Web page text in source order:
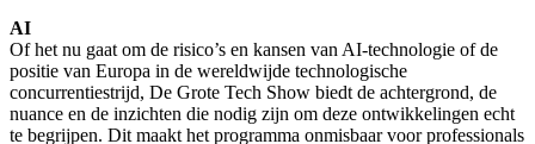
AI
Of het nu gaat om de risico’s en kansen van AI-technologie of de
positie van Europa in de wereldwijde technologische
concurrentiestrijd, De Grote Tech Show biedt de achtergrond, de
nuance en de inzichten die nodig zijn om deze ontwikkelingen echt
te begrijpen. Dit maakt het programma onmisbaar voor professionals